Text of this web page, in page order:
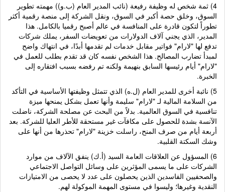
4) ثمة شخص له وظيفة رفيعة (نائب المدير العام (ب.و)) مهمته تطوير
السوق، وخلق حصة أكبر في السوق، ونقل الشركة إلى منصة رقمية أكثر
تطوراً لتكون قادرة على المنافسة في عالم أصبح رقميا بالكامل. هذا
المدير، الذي يجني آلاف الدولارات من تعويضات السفر، يملك شركات
تدفع لها "لارام" فواتير مقابل خدمات لم تقدمها أبدًا، في انتهاك واضح
لمبدأ تضارب المصالح. هذا الشخص نفسه كان قد تقدم بطلب للعمل في
"لارام" أيام رئيسها السابق بنهيمة ولكنه تم رفضه بسبب افتقاره إلى
الخبرة.
5) نائبة أخرى للمدير العام (ل.ه) الذي تتمثل وظيفتها الأساسية في التأكد
من السلامة المالية لـ "لارام" سليمة وأنها تعمل بشكل يمنحها ميزة
تنافسية في السوق العالمية. بدلاً من البحث عن مصلحة الشركة، ناضلت
الآنسة بشدة للحصول على مكافآت غير مستحقة للأطر العليا للشركة. بعد
أربعة أيام من صرف المنح، راسلت خزينة "لارام" تحذرها من أنها على
وشك السكتة القلبية.
6) المسؤول عن العلاقات العامة السيد (أ.ك) ينفق الآلاف من موارد
الشركات على ما يسمى المؤثرين على وسائل التواصل الاجتماعي
والصحفيين الفاسدين الذين يحصلون على عدد لا يحصى من الامتيازات
النقدية وغيرها؛ وليسوا في مستوى المهمة الموكولة لهم.